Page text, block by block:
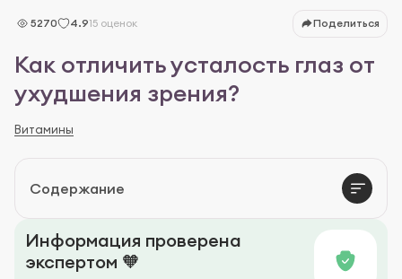
5270 4.915 оценок Поделиться
Как отличить усталость глаз от
ухудшения зрения?
Витамины
Содержание
Что такое усталость глаз и как она проявляется
Что относится к ухудшению зрения?
Причины астенопии
Диагностика астенопии и ухудшения зрения
Лечение астенопии
Информация проверена
экспертом 🧡